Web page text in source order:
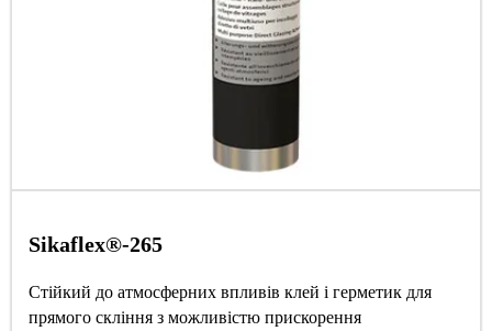
Sikaflex®-265
Стійкий до атмосферних впливів клей і герметик для
прямого скління з можливістю прискорення